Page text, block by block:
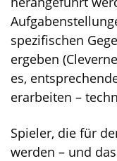
spezifischen
ergeben
es,
erarbeiten –
Spieler, die für
werden – und